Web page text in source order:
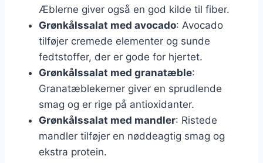
Æblerne giver også en god kilde til fiber.
Grønkålssalat med avocado: Avocado
tilføjer cremede elementer og sunde
fedtstoffer, der er gode for hjertet.
Grønkålssalat med granatæble:
Granatæblekerner giver en sprudlende
smag og er rige på antioxidanter.
Grønkålssalat med mandler: Ristede
mandler tilføjer en nøddeagtig smag og
ekstra protein.